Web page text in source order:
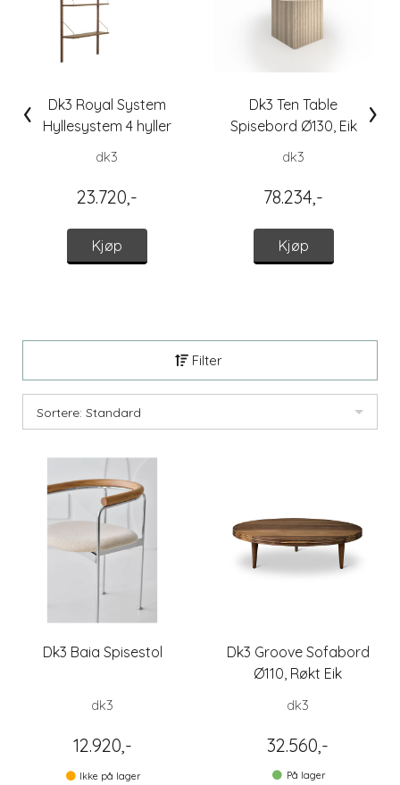
Dk3 Royal System
Hyllesystem 4 hyller
H200
dk3
23.720,-
Kjøp
Dk3 Ten Table
Spisebord Ø130, Eik
dk3
78.234,-
Kjøp
‹ ›
Filter
Sortere: Standard
Dk3 Baia Spisestol
dk3
12.920,-
Ikke på lager
Dk3 Groove Sofabord
Ø110, Røkt Eik
dk3
32.560,-
På lager